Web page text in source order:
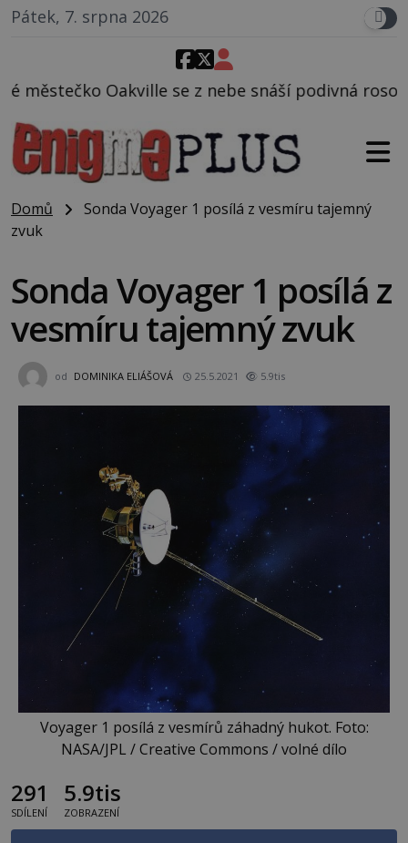
Pátek, 7. srpna 2026
z nebe snáší podivná rosolovitá látka neznámého
Domů
Sonda Voyager 1 posílá z vesmíru tajemný
zvuk
Sonda Voyager 1 posílá z
vesmíru tajemný zvuk
od DOMINIKA ELIÁŠOVÁ 25.5.2021 5.9tis
Voyager 1 posílá z vesmírů záhadný hukot. Foto:
NASA/JPL / Creative Commons / volné dílo
291
SDÍLENÍ
5.9tis
ZOBRAZENÍ